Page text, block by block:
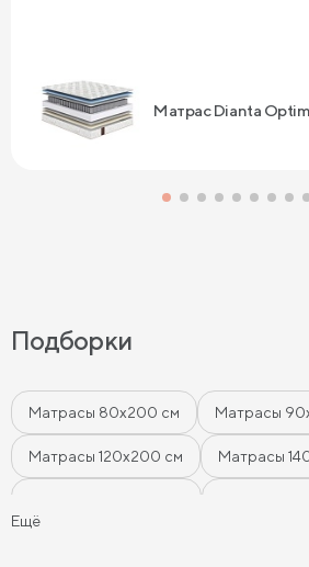
Матрас Dianta
Подборки
Матрасы 80х200 см Матрасы
Матрасы 120х200 см Матрасы
Ещё